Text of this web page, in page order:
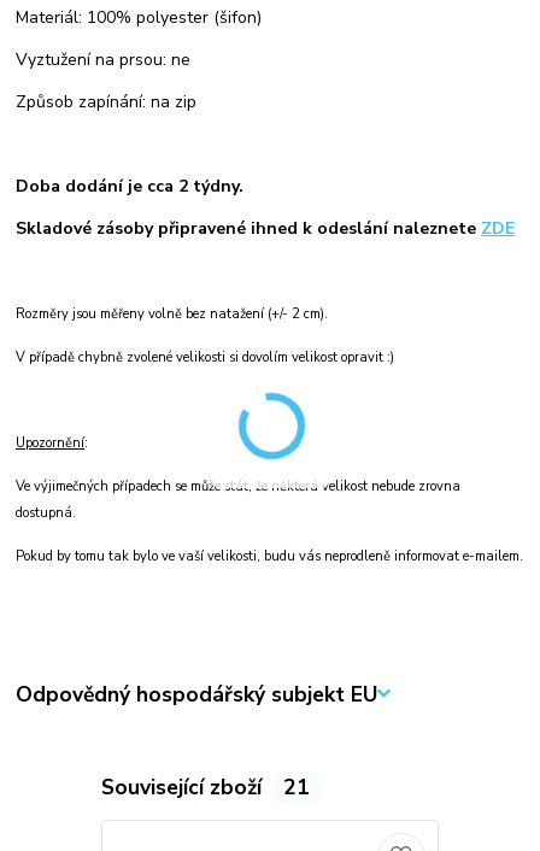
Materiál: 100% polyester (šifon)
Vyztužení na prsou: ne
Způsob zapínání: na zip
Doba dodání je cca 2 týdny.
Skladové zásoby připravené ihned k odeslání naleznete ZDE
Rozměry jsou měřeny volně bez natažení (+/- 2 cm).
V případě chybně zvolené velikosti si dovolím velikost opravit :)
Upozornění:
Ve výjimečných případech se může stát, že některá velikost nebude zrovna
dostupná.
Pokud by tomu tak bylo ve vaší velikosti, budu vás neprodleně informovat e-mailem.
Odpovědný hospodářský subjekt EU
Související zboží 21